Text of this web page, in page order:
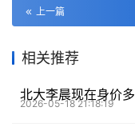
上一篇
相关推荐
北大李晨现在身价
2026-05-18 21:18:19